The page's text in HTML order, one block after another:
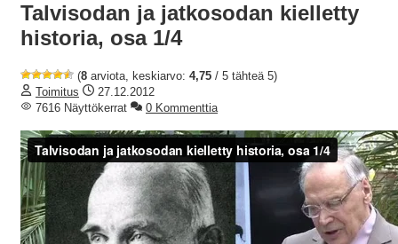
Talvisodan ja jatkosodan kielletty
historia, osa 1/4
(8 arviota, keskiarvo: 4,75 / 5 tähteä 5)
Toimitus
27.12.2012
7616 Näyttökerrat
0 Kommenttia